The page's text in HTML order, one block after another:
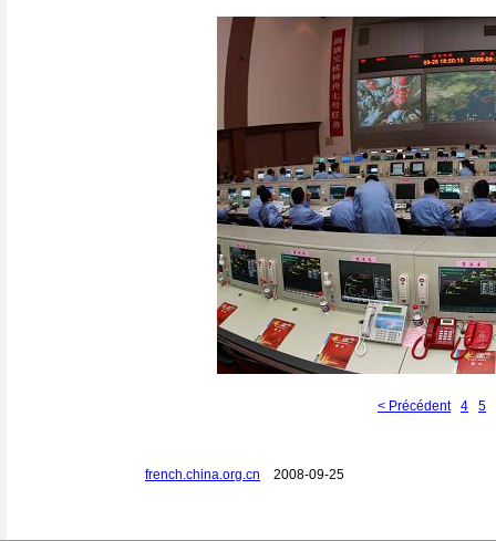
< Précédent 4 5
french.china.org.cn 2008-09-25